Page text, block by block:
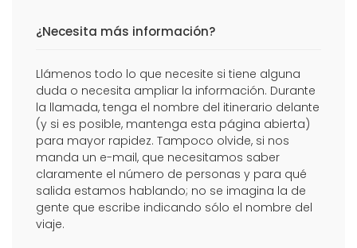
¿Necesita más información?
Llámenos todo lo que necesite si tiene alguna
duda o necesita ampliar la información. Durante
la llamada, tenga el nombre del itinerario delante
(y si es posible, mantenga esta página abierta)
para mayor rapidez. Tampoco olvide, si nos
manda un e-mail, que necesitamos saber
claramente el número de personas y para qué
salida estamos hablando; no se imagina la de
gente que escribe indicando sólo el nombre del
viaje.